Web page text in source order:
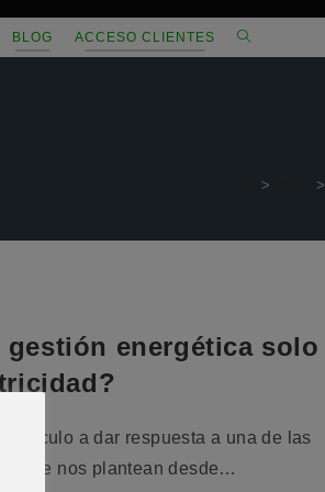
BLOG ACCESO CLIENTES ALTERNAR
WEB
> >
gestión energética solo
artículo a dar respuesta a una de las
nos plantean desde…